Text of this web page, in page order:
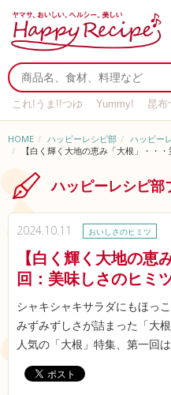
これ!うま!!つゆ Yummy! 昆布
HOME
ハッピーレシピ部
ハッピー
【白く輝く大地の恵み「大根」・・
ハッピーレシピ部
2024.10.11 おいしさのヒミツ
【白く輝く大地の恵
回：美味しさのヒミツ
シャキシャキサラダにもほっ
みずみずしさが詰まった「大
人気の「大根」特集、第一回